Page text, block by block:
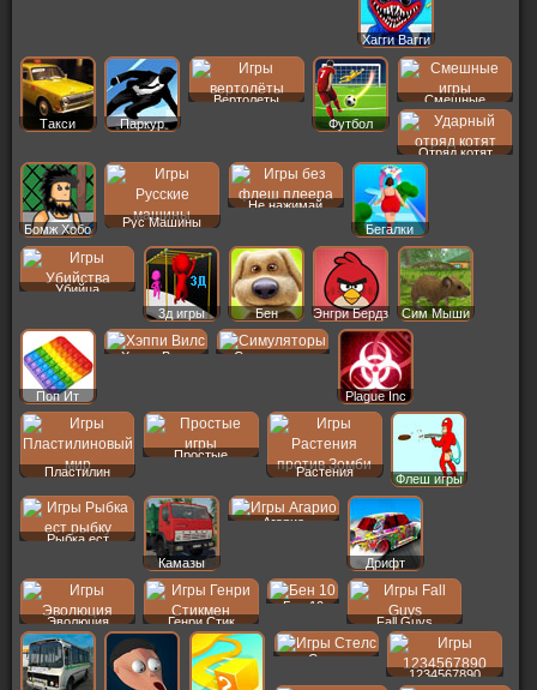
Хагги Вагги
Такси Паркур
Вертолеты
Футбол
Смешные
Отряд котят
Бомж Хобо
Рус Машины
Не нажимай
Бегалки
Убийца
3д игры
Бен Энгри Бердз Сим Мыши
Поп Ит
Хэппи Вилс Симуляторы
Plague Inc
Пластилин
Простые
Растения
Флеш игры
Рыбка ест
Камазы
Агарио
Дрифт
Эволюция Генри Стик
Бен 10
Fall Guys
Стелс
1234567890